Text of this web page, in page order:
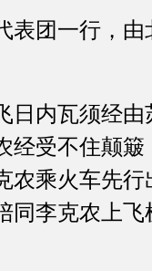
团一行，由
内瓦须经由
经受不住颠
农乘火车先
同李克农上